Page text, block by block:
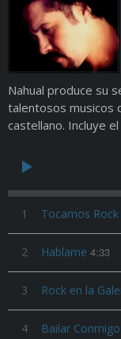
Nahual produce su
talentosos musicos
castellano. Incluye
1 Tocamos Rock
2 Hablame 4:33
3 Rock en la
4 Bailar Conmigo